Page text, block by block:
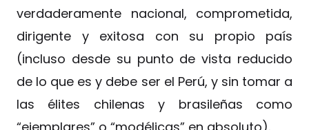
verdaderamente nacional, comprometida,
dirigente y exitosa con su propio país
(incluso desde su punto de vista reducido
de lo que es y debe ser el Perú, y sin tomar a
las élites chilenas y brasileñas como